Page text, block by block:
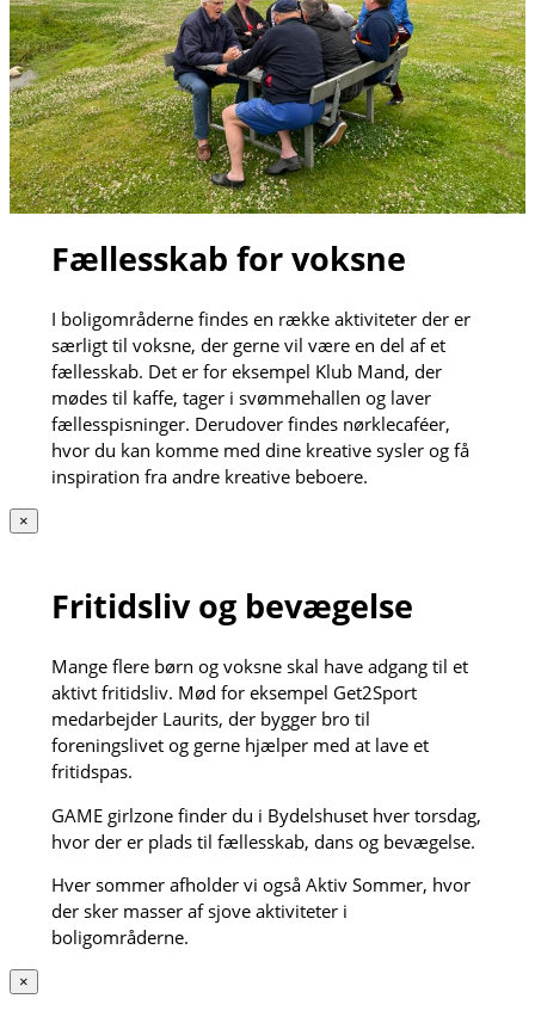
Fællesskab for voksne
I boligområderne findes en række aktiviteter der er
særligt til voksne, der gerne vil være en del af et
fællesskab. Det er for eksempel Klub Mand, der
mødes til kaffe, tager i svømmehallen og laver
fællesspisninger. Derudover findes nørklecaféer,
hvor du kan komme med dine kreative sysler og få
inspiration fra andre kreative beboere.
×
Fritidsliv og bevægelse
Mange flere børn og voksne skal have adgang til et
aktivt fritidsliv. Mød for eksempel Get2Sport
medarbejder Laurits, der bygger bro til
foreningslivet og gerne hjælper med at lave et
fritidspas.
GAME girlzone finder du i Bydelshuset hver torsdag,
hvor der er plads til fællesskab, dans og bevægelse.
Hver sommer afholder vi også Aktiv Sommer, hvor
der sker masser af sjove aktiviteter i
boligområderne.
×